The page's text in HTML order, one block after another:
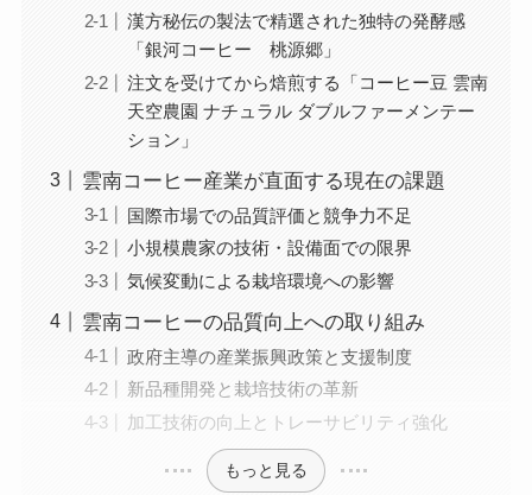
漢方秘伝の製法で精選された独特の発酵感
「銀河コーヒー 桃源郷」
注文を受けてから焙煎する「コーヒー豆 雲南
天空農園 ナチュラル ダブルファーメンテー
ション」
雲南コーヒー産業が直面する現在の課題
国際市場での品質評価と競争力不足
小規模農家の技術・設備面での限界
気候変動による栽培環境への影響
雲南コーヒーの品質向上への取り組み
政府主導の産業振興政策と支援制度
新品種開発と栽培技術の革新
加工技術の向上とトレーサビリティ強化
もっと見る